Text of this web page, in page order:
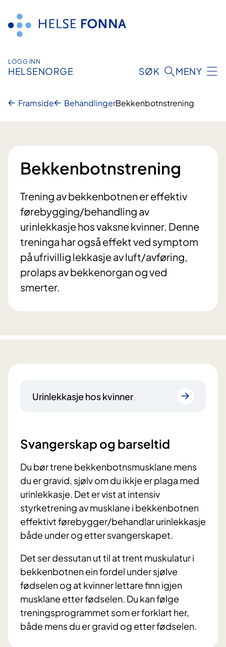
innhald
LOGG INN
HELSENORGE SØK MENY
Framside BehandlingerBekkenbotnstrening
Bekkenbotnstrening
Trening av bekkenbotnen er effektiv
førebygging/behandling av
urinlekkasje hos vaksne kvinner. Denne
treninga har også effekt ved symptom
på ufrivillig lekkasje av luft/avføring,
prolaps av bekkenorgan og ved
smerter.
Urinlekkasje hos kvinner
Svangerskap og barseltid
Du bør trene bekkenbotnsmusklane mens
du er gravid, sjølv om du ikkje er plaga med
urinlekkasje. Det er vist at intensiv
styrketrening av musklane i bekkenbotnen
effektivt førebygger/behandlar urinlekkasje
både under og etter svangerskapet.
Det ser dessutan ut til at trent muskulatur i
bekkenbotnen ein fordel under sjølve
fødselen og at kvinner lettare finn igjen
musklane etter fødselen. Du kan følge
treningsprogrammet som er forklart her,
både mens du er gravid og etter fødselen.